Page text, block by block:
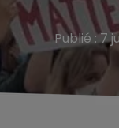
Publié : 7